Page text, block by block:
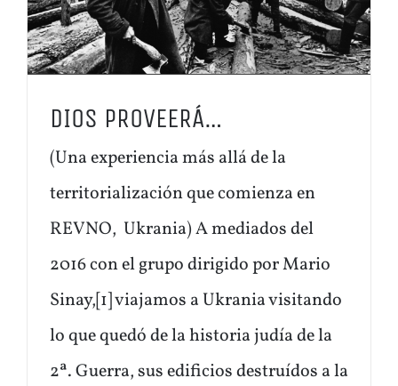
DIOS PROVEERÁ…
(Una experiencia más allá de la
territorialización que comienza en
REVNO, Ukrania) A mediados del
2016 con el grupo dirigido por Mario
Sinay,[1] viajamos a Ukrania visitando
lo que quedó de la historia judía de la
2ª. Guerra, sus edificios destruídos a la